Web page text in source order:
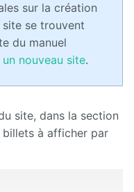
sur la création
se trouvent
du manuel
un nouveau site.
site, dans la section
billets à afficher par